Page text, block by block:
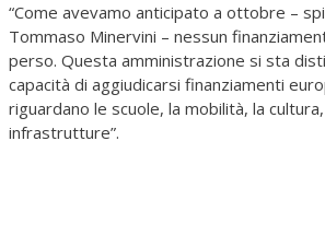
“Come avevamo anticipato a ottobre –
Tommaso Minervini – nessun
perso. Questa amministrazione si sta
capacità di aggiudicarsi finanziamenti
riguardano le scuole, la mobilità, la
infrastrutture”.